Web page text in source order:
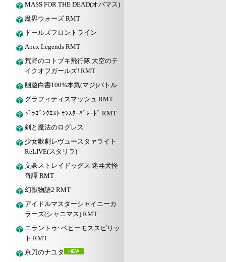
MASS FOR THE DEAD(オバマス)
魔界ウォーズ RMT
ドールズフロントライン
Apex Legends RMT
荒野のコトブキ飛行隊 大空のテ
イクオフガールズ! RMT
幽遊白書100%本気(マジ)バトル
グラフィティスマッシュ RMT
ﾄﾞﾗｺﾞﾝｸｴｽﾄ ﾓﾝｽﾀｰﾊﾟﾚｰﾄﾞ RMT
剣と魔法のログレス
少女歌劇レヴュースタァライト
ReLIVE(スタリラ)
文豪ストレイドッグス 迷ヰ犬怪
奇譚 RMT
幻獣物語2 RMT
アイドルマスターシャイニーカ
ラーズ(シャニマス) RMT
エラントゥ: ベヒーモススピリッ
ト RMT
京刀のナユタ